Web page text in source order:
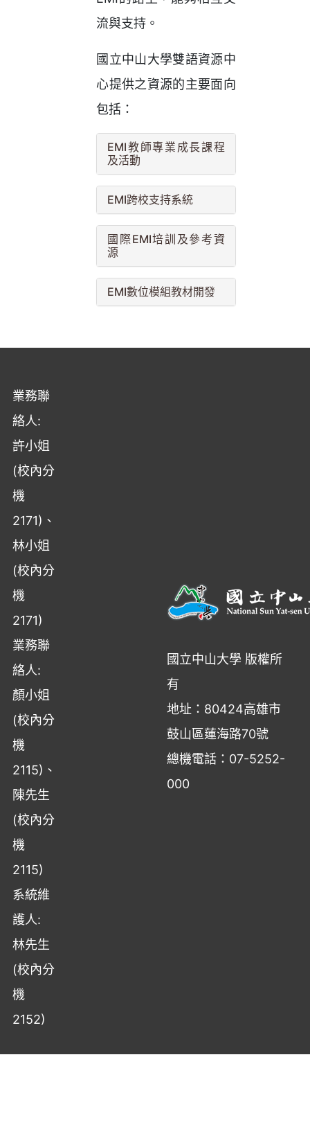
流與支持。
國立中山大學雙語資源中
心提供之資源的主要面向
包括：
EMI教師專業成長課程
及活動
EMI跨校支持系統
國際EMI培訓及參考資
源
EMI數位模組教材開發
業務聯
絡人:
許小姐
(校內分
機
2171)、
林小姐
(校內分
機
2171)
業務聯
絡人:
顏小姐
(校內分
機
2115)、
陳先生
(校內分
機
2115)
系統維
護人:
林先生
(校內分
機
2152)
國立中山大學 版權所
有
地址：80424高雄市
鼓山區蓮海路70號
總機電話：07-5252-
000